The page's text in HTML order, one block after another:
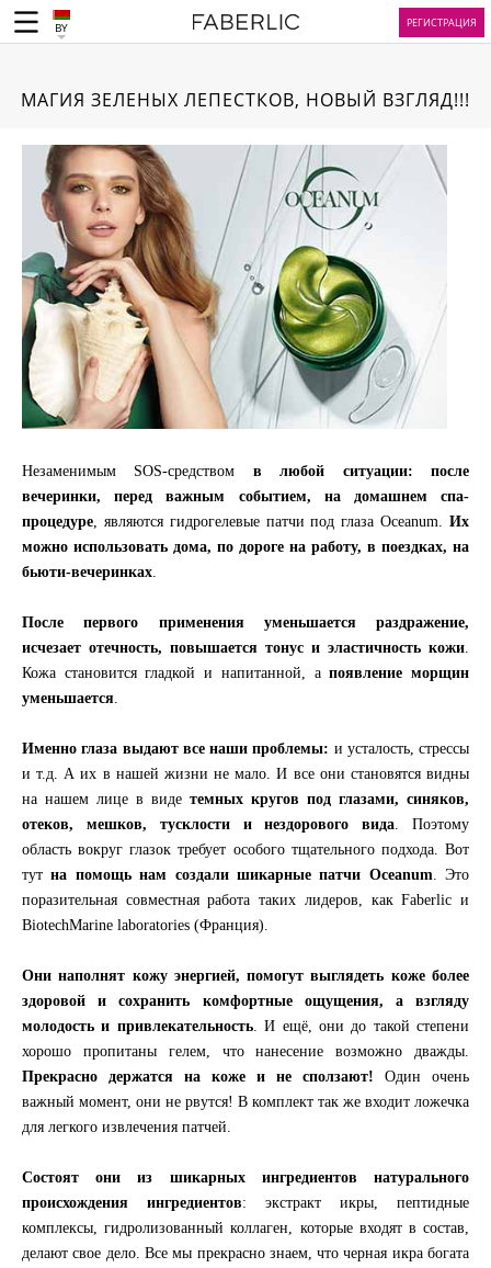
BY РЕГИСТРАЦИЯ
МАГИЯ ЗЕЛЕНЫХ ЛЕПЕСТКОВ, НОВЫЙ ВЗГЛЯД!!!
Незаменимым SOS-средством в любой ситуации: после
вечеринки, перед важным событием, на домашнем спа-
процедуре , являются гидрогелевые патчи под глаза Oceanum. Их
можно использовать дома, по дороге на работу, в поездках, на
бьюти-вечеринках
После первого применения уменьшается раздражение,
исчезает отечность, повышается тонус и эластичность кожи
Кожа становится гладкой и напитанной, апоявление морщин
уменьшается
Именно глаза выдают все наши проблемы: и усталость, стрессы
и т.д. А их в нашей жизни не мало. И все они становятся видны
на нашем лице в виде темных кругов под глазами, синяков,
отеков, мешков, тусклости и нездорового вида . Поэтому
область вокруг глазок требует особого тщательного подхода. Вот
тутна помощь нам создали шикарные патчи Oceanum . Это
поразительная совместная работа таких лидеров, как Faberlic и
BiotechMarine laboratories (Франция).
Они наполнят кожу энергией, помогут выглядеть коже более
здоровой и сохранить комфортные ощущения, а взгляду
молодость и привлекательность. И ещё, они до такой степени
хорошо пропитаны гелем, что нанесение возможно дважды.
Прекрасно держатся на коже и не сползают! Один очень
важный момент, они не рвутся! В комплект так же входит ложечка
для легкого извлечения патчей.
Состоят они из шикарных ингредиентов натурального
происхождения ингредиентов: экстракт икры, пептидные
комплексы, гидролизованный коллаген, которые входят в состав,
делают свое дело. Все мы прекрасно знаем, что черная икра богата